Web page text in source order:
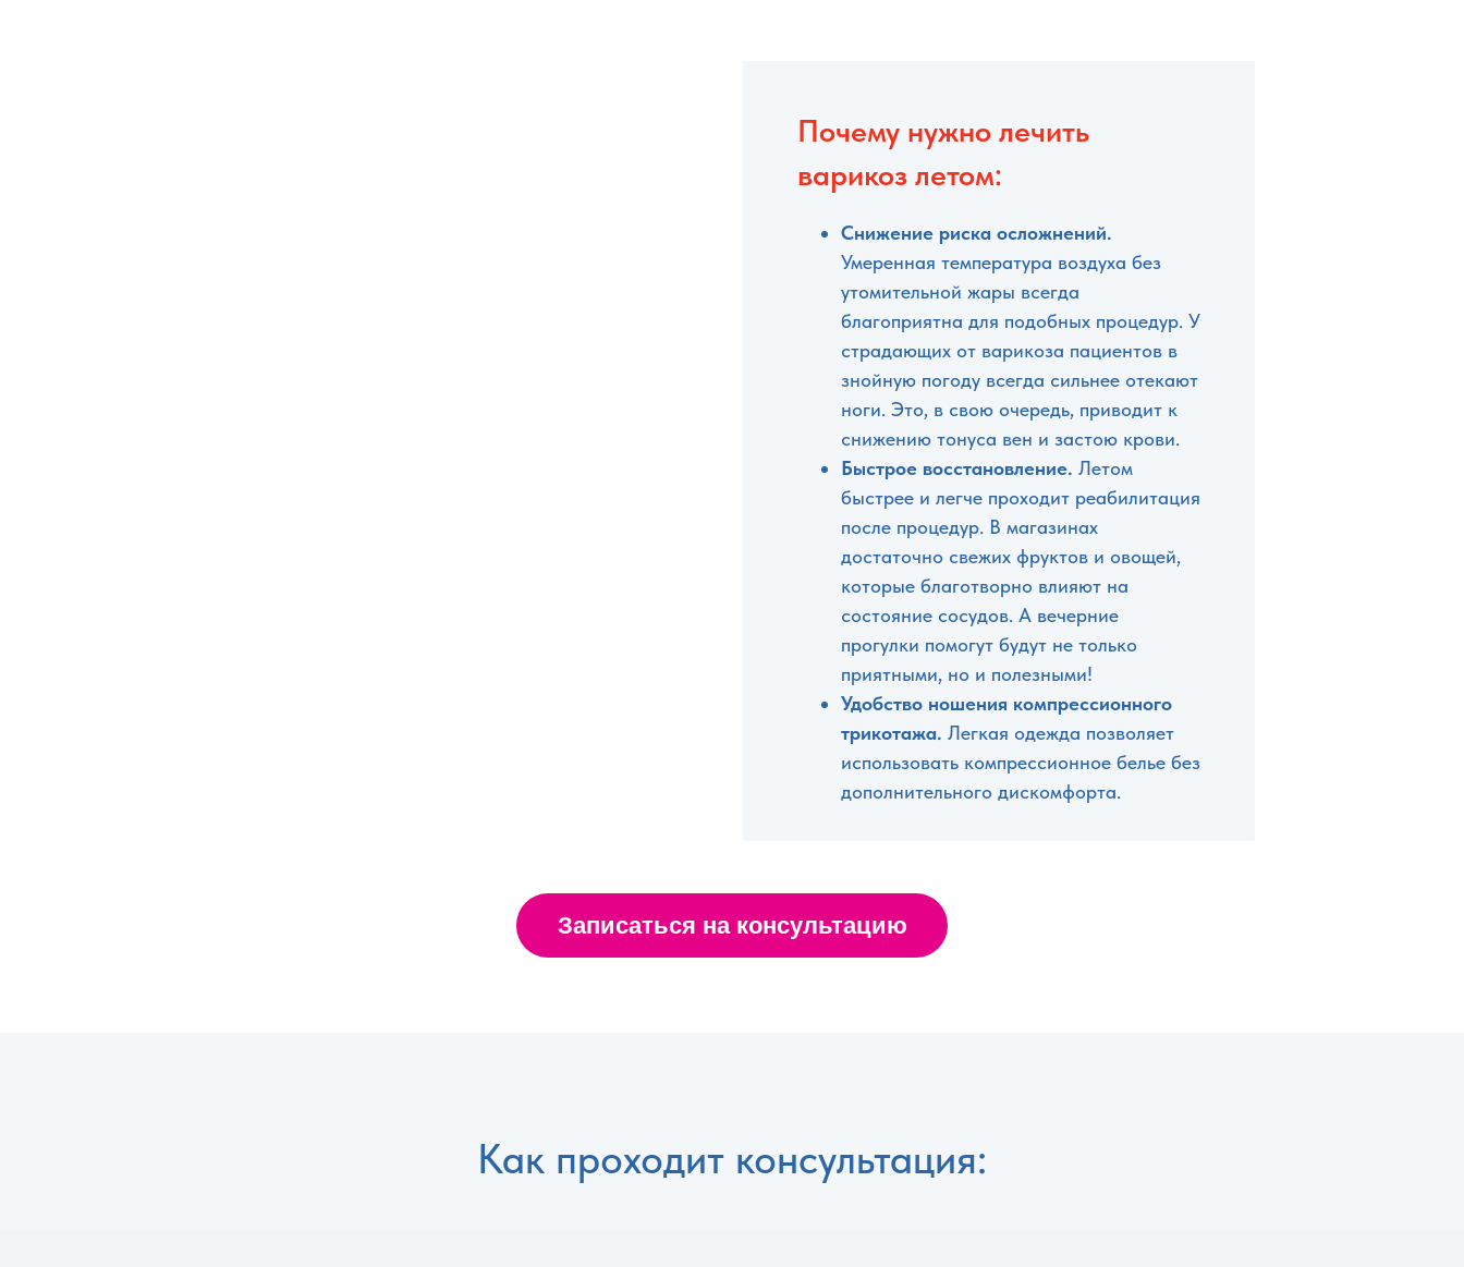
Почему нужно лечить
варикоз летом:
Снижение риска осложнений.
Умеренная температура воздуха без
утомительной жары всегда
благоприятна для подобных процедур. У
страдающих от варикоза пациентов в
знойную погоду всегда сильнее отекают
ноги. Это, в свою очередь, приводит к
снижению тонуса вен и застою крови.
Быстрое восстановление. Летом
быстрее и легче проходит реабилитация
после процедур. В магазинах
достаточно свежих фруктов и овощей,
которые благотворно влияют на
состояние сосудов. А вечерние
прогулки помогут будут не только
приятными, но и полезными!
Удобство ношения компрессионного
трикотажа. Легкая одежда позволяет
использовать компрессионное белье без
дополнительного дискомфорта.
Записаться на консультацию
Как проходит консультация: